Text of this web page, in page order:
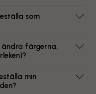
som
ändra färgerna,
min